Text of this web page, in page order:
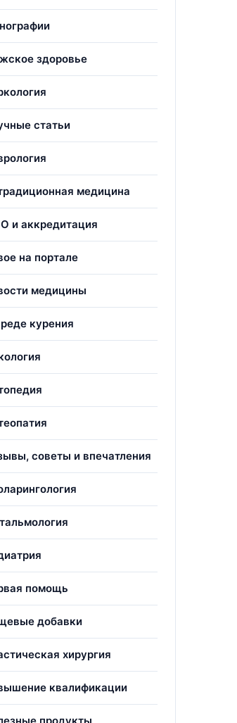
здоровье
статьи
медицина
и аккредитация
на портале
медицины
курения
советы и впечатления
помощь
добавки
хирургия
квалификации